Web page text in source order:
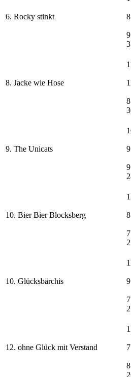
6. Rocky stinkt 8
9
8. Jacke wie Hose
8
9. The Unicats 9
9
10. Bier Bier Blocksberg 8
7
10. Glücksbärchis 9
7
12. ohne Glück mit Verstand 7
8